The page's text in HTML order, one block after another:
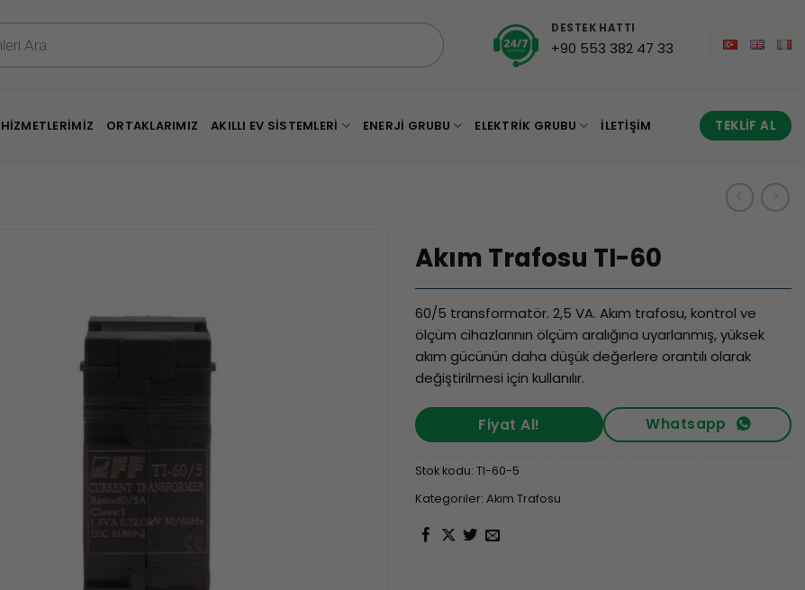
DESTEK HATTI
+90 553 382 47 33
HIZMETLERIMIZ ORTAKLARIMIZ AKILLI EV SISTEMLERI ENERJI GRUBU ELEKTRIK GRUBU İLETIŞIM TEKLIF AL
Akım Trafosu TI-60
60/5 transformatör. 2,5 VA. Akım trafosu, kontrol ve
ölçüm cihazlarının ölçüm aralığına uyarlanmış, yüksek
akım gücünün daha düşük değerlere orantılı olarak
değiştirilmesi için kullanılır.
Fiyat Al! Whatsapp
Stok kodu: TI-60-5
Kategoriler: Akım Trafosu